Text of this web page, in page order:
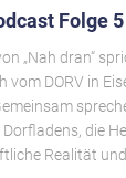
Folge 5
„Nah dran“
vom DORV in
die
Realität